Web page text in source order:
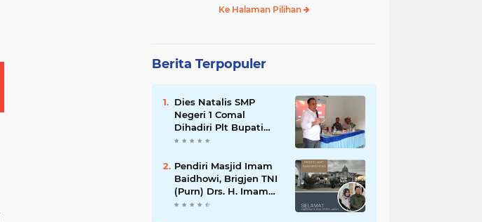
Ke Halaman Pilihan
Berita Terpopuler
Dies Natalis SMP
Negeri 1 Comal
Dihadiri Plt Bupati
Pemalang Nurkholis
Pendiri Masjid Imam
Baidhowi, Brigjen TNI
(Purn) Drs. H. Imam
Baidhowi, M.M., C. Fr.A